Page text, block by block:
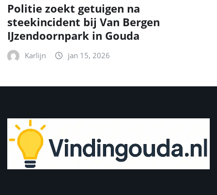
Politie zoekt getuigen na
steekincident bij Van Bergen
IJzendoornpark in Gouda
Karlijn jan 15, 2026